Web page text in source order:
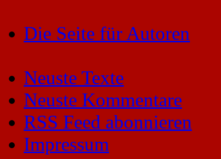
Die Seite für Autoren
Neuste Texte
Neuste Kommentare
RSS Feed abonnieren
Impressum